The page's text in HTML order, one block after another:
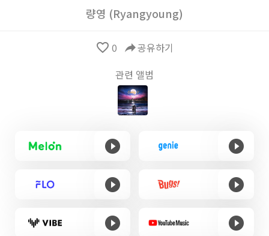
량영 (Ryangyoung)
favorite_border 0 reply공유하기
관련 앨범